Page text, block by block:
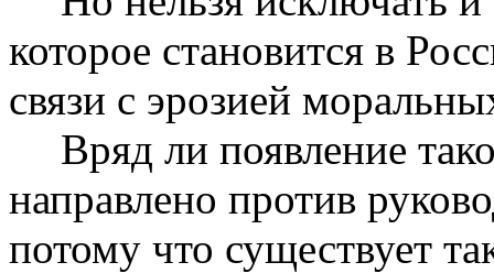
которое становится в
связи с эрозией
Вряд ли появление
направлено против
потому что существует